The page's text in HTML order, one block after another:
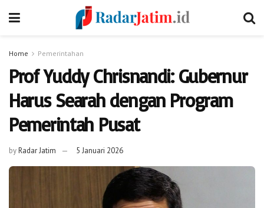
Home Pemerintahan
Prof Yuddy Chrisnandi: Gubernur
Harus Searah dengan Program
Pemerintah Pusat
byRadar Jatim 5 Januari 2026